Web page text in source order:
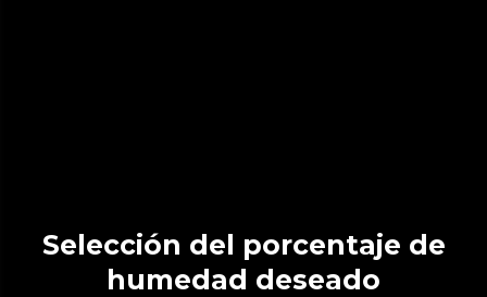
Selección del porcentaje de
humedad deseado